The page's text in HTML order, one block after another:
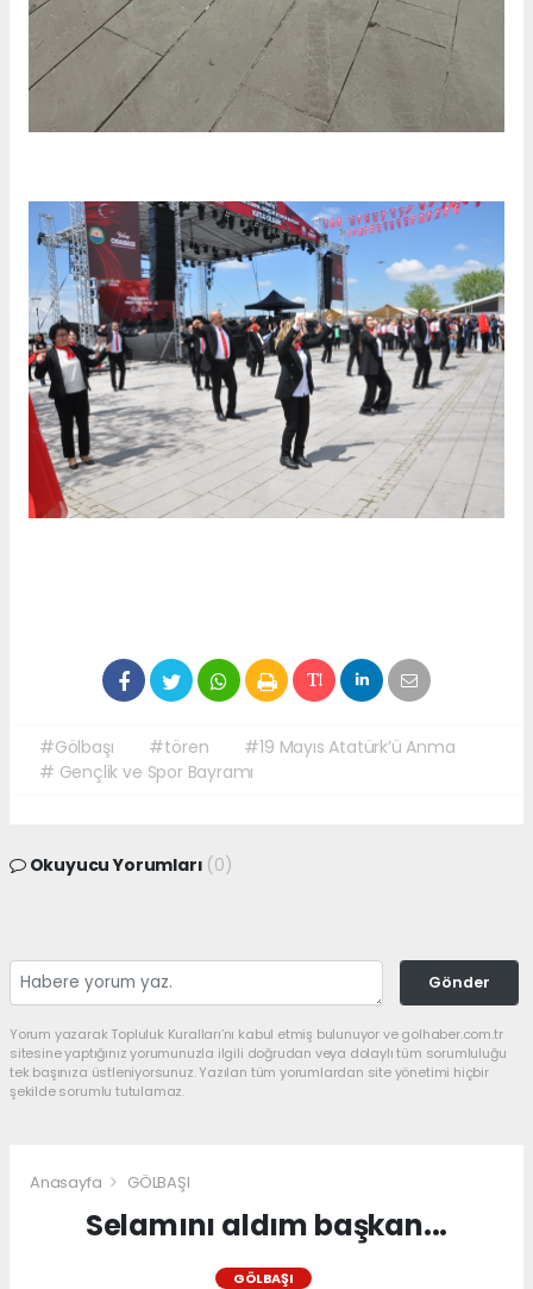
#Gölbaşı #tören
#19 Mayıs Atatürk’ü Anma
# Gençlik ve Spor Bayramı
Okuyucu Yorumları (0)
Gönder
Yorum yazarak Topluluk Kuralları’nı kabul etmiş bulunuyor ve golhaber.com.tr
sitesine yaptığınız yorumunuzla ilgili doğrudan veya dolaylı tüm sorumluluğu
tek başınıza üstleniyorsunuz. Yazılan tüm yorumlardan site yönetimi hiçbir
şekilde sorumlu tutulamaz.
Anasayfa GÖLBAŞI
Selamını aldım başkan...
GÖLBAŞI